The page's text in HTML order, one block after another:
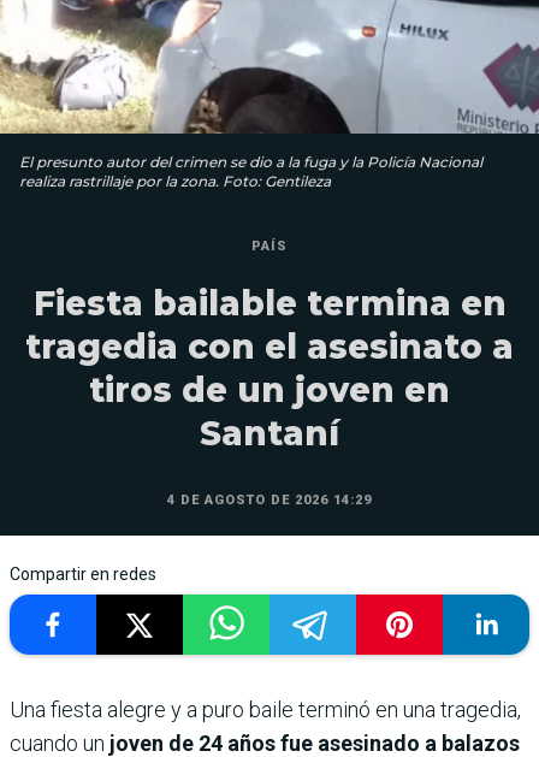
El presunto autor del crimen se dio a la fuga y la Policía Nacional
realiza rastrillaje por la zona. Foto: Gentileza
PAÍS
Fiesta bailable termina en
tragedia con el asesinato a
tiros de un joven en
Santaní
4 DE AGOSTO DE 2026 14:29
Compartir en redes
Una fiesta alegre y a puro baile terminó en una tragedia,
cuando un joven de 24 años fue asesinado a balazos